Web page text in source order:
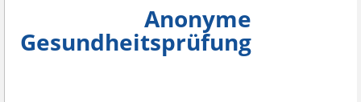
Anonyme
Gesundheitsprüfung